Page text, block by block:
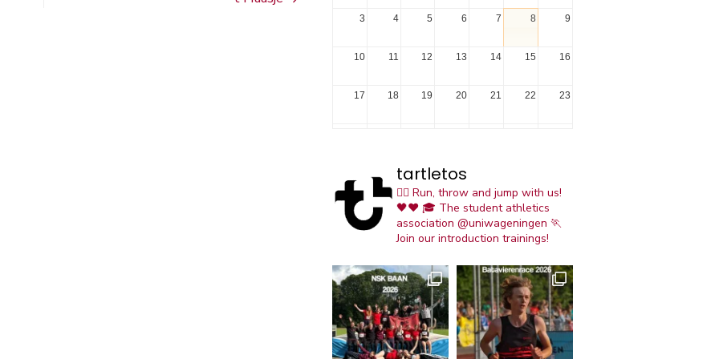
3 4 5 6 7 8 9
10 11 12 13 14 15 16
17 18 19 20 21 22 23
1 2 3
tartletos
🏃‍♀️ Run, throw and jump with us!
🖤❤️ 🎓 The student athletics
association @uniwageningen 🏃
Join our introduction trainings!